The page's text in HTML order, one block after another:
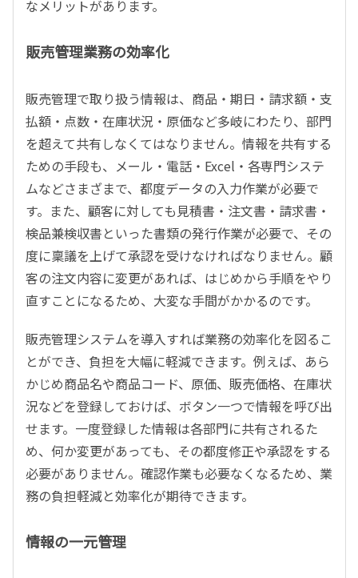
なメリットがあります。
販売管理業務の効率化
販売管理で取り扱う情報は、商品・期日・請求額・支
払額・点数・在庫状況・原価など多岐にわたり、部門
を超えて共有しなくてはなりません。情報を共有する
ための手段も、メール・電話・Excel・各専門システ
ムなどさまざまで、都度データの入力作業が必要で
す。また、顧客に対しても見積書・注文書・請求書・
検品兼検収書といった書類の発行作業が必要で、その
度に稟議を上げて承認を受けなければなりません。顧
客の注文内容に変更があれば、はじめから手順をやり
直すことになるため、大変な手間がかかるのです。
販売管理システムを導入すれば業務の効率化を図るこ
とができ、負担を大幅に軽減できます。例えば、あら
かじめ商品名や商品コード、原価、販売価格、在庫状
況などを登録しておけば、ボタン一つで情報を呼び出
せます。一度登録した情報は各部門に共有されるた
め、何か変更があっても、その都度修正や承認をする
必要がありません。確認作業も必要なくなるため、業
務の負担軽減と効率化が期待できます。
情報の一元管理